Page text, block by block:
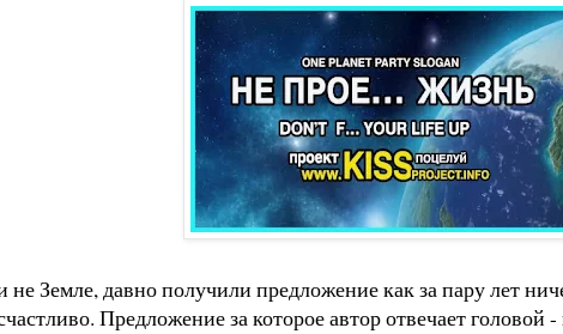
Земле, давно получили предложение как за пару лет
Предложение за которое автор отвечает головой